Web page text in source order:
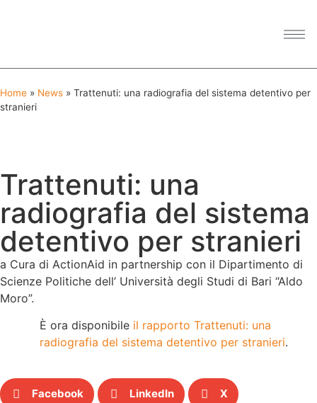
Home » News » Trattenuti: una radiografia del sistema detentivo per
stranieri
Trattenuti: una
radiografia del sistema
detentivo per stranieri
a Cura di ActionAid in partnership con il Dipartimento di
Scienze Politiche dell’ Università degli Studi di Bari “Aldo
Moro”.
È ora disponibile il rapporto Trattenuti: una
radiografia del sistema detentivo per stranieri.
Facebook LinkedIn X